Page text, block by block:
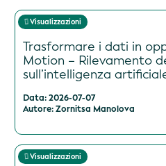
Visualizzazioni
Trasformare i dati in
Motion – Rilevamento
sull’intelligenza
Data: 2026-07-07
Autore: Zornitsa Manolova
Visualizzazioni